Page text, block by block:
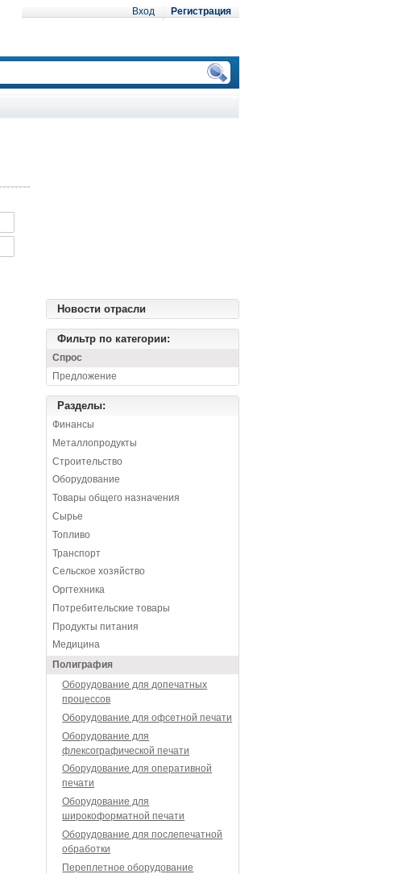
Вход Регистрация
Новости отрасли
Фильтр по категории:
Спрос
Предложение
Разделы:
Финансы
Металлопродукты
Строительство
Оборудование
Товары общего назначения
Сырье
Топливо
Транспорт
Сельское хозяйство
Оргтехника
Потребительские товары
Продукты питания
Медицина
Полиграфия
Оборудование для допечатных
процессов
Оборудование для офсетной печати
Оборудование для
флексографической печати
Оборудование для оперативной
печати
Оборудование для
широкоформатной печати
Оборудование для послепечатной
обработки
Переплетное оборудование